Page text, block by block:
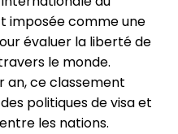
imposée comme une
évaluer la liberté de
le monde.
an, ce classement
politiques de visa et
les nations.